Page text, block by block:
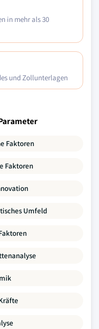
in mehr als 30
und Zollunterlagen
Faktoren
Faktoren
Umfeld